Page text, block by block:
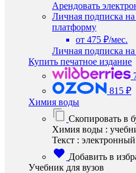
Арендовать
Личная подписка
платформу
от 475 ₽/мес.
Личная подписка
Купить печатное издание
815 ₽
Химия воды
Скопировать в
Химия воды :
Текст :
Добавить в
Учебник для вузов